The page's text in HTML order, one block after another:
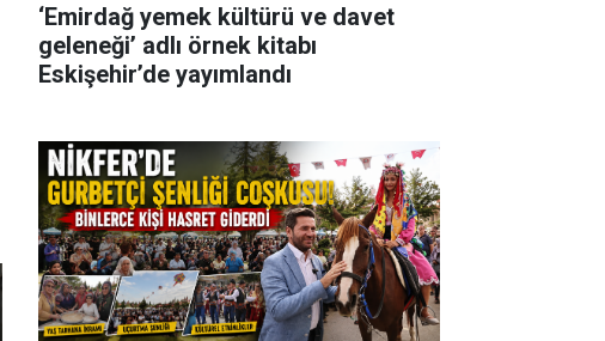
‘Emirdağ yemek kültürü ve davet
geleneği’ adlı örnek kitabı
Eskişehir’de yayımlandı